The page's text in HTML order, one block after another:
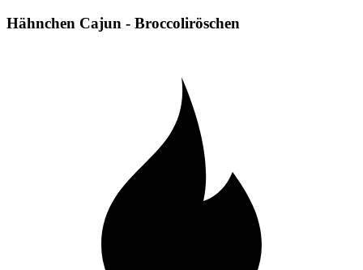
Hähnchen Cajun - Broccoliröschen